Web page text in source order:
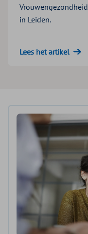
in Leiden.
Lees het artikel